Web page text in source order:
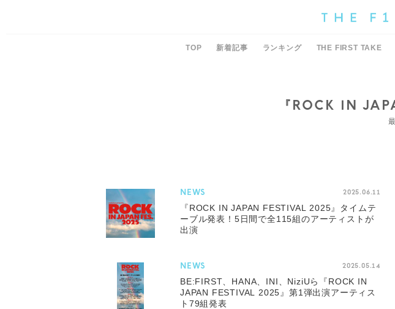
TOP 新着記事 ランキング THE FIRST TAKE
『ROCK IN
NEWS 2025.06.11
『ROCK IN JAPAN FESTIVAL 2025』タイムテ
ーブル発表！5日間で全115組のアーティストが
出演
NEWS 2025.05.14
BE:FIRST、HANA、INI、NiziUら『ROCK IN
JAPAN FESTIVAL 2025』第1弾出演アーティス
ト79組発表